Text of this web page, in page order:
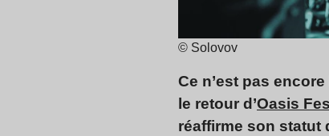
© Solovov
Ce n’est pas
le retour d’Oasis
réaffirme son statut